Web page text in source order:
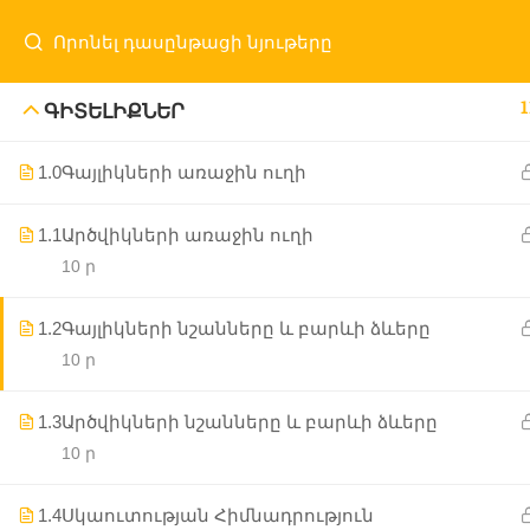
ԳԻՏԵԼԻՔՆԵՐ
1.0Գայլիկների առաջին ուղի
1.1Արծվիկների առաջին ուղի
10 ր
1.2Գայլիկների նշանները և բարևի ձևերը
10 ր
1.3Արծվիկների նշանները և բարևի ձևերը
10 ր
1.4Սկաուտության Հիմնադրություն